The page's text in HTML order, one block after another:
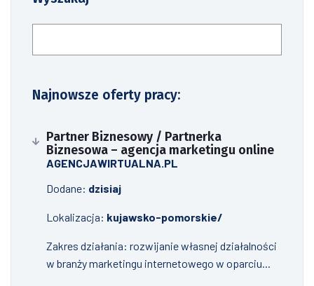
Najnowsze oferty pracy:
Partner Biznesowy / Partnerka
Biznesowa – agencja marketingu online
AGENCJAWIRTUALNA.PL
Dodane: dzisiaj
Lokalizacja: kujawsko-pomorskie/
Zakres działania: rozwijanie własnej działalności
w branży marketingu internetowego w oparciu...